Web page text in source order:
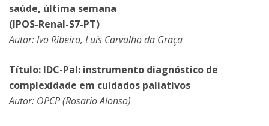
saúde, última semana
(IPOS-Renal-S7-PT)
Autor: Ivo Ribeiro, Luís Carvalho da Graça
Título: IDC-Pal: instrumento diagnóstico de
complexidade em cuidados paliativos
Autor: OPCP (Rosario Alonso)